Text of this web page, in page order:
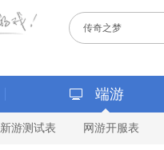
端游
新游测试表 网游开服表